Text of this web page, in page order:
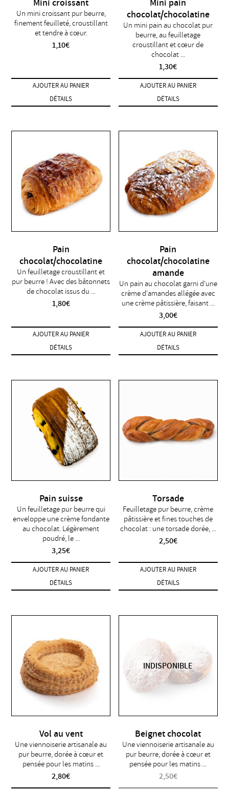
Un mini croissant pur beurre,
finement feuilleté, croustillant
et tendre à cœur.
1,10€
AJOUTER AU PANIER
DÉTAILS
chocolat/chocolatine
Un mini pain au chocolat pur
beurre, au feuilletage
croustillant et cœur de
chocolat ...
1,30€
AJOUTER AU PANIER
DÉTAILS
Pain
chocolat/chocolatine
Un feuilletage croustillant et
pur beurre ! Avec des bâtonnets
de chocolat issus du ...
1,80€
AJOUTER AU PANIER
DÉTAILS
Pain
chocolat/chocolatine
amande
Un pain au chocolat garni d'une
crème d'amandes allégée avec
une crème pâtissière, faisant ...
3,00€
AJOUTER AU PANIER
DÉTAILS
Pain suisse
Un feuilletage pur beurre qui
enveloppe une crème fondante
au chocolat. Légèrement
poudré, le ...
3,25€
AJOUTER AU PANIER
DÉTAILS
Torsade
Feuilletage pur beurre, crème
pâtissière et fines touches de
chocolat : une torsade dorée, ...
2,50€
AJOUTER AU PANIER
DÉTAILS
Vol au vent
Une viennoiserie artisanale au
pur beurre, dorée à cœur et
pensée pour les matins ...
2,80€
INDISPONIBLE
Beignet chocolat
Une viennoiserie artisanale au
pur beurre, dorée à cœur et
pensée pour les matins ...
2,50€